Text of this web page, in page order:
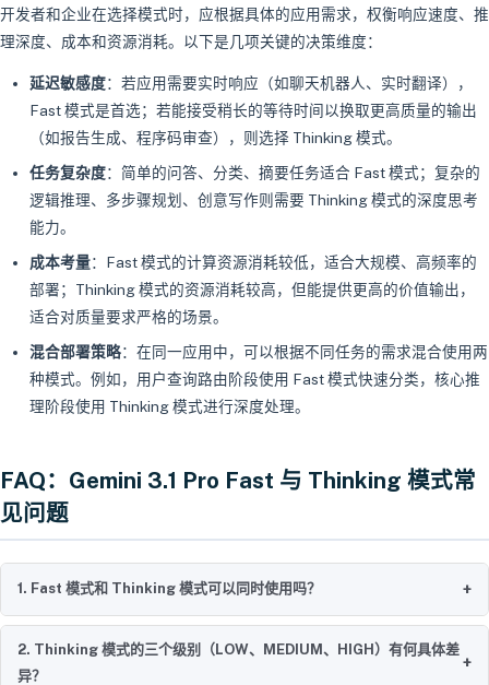
开发者和企业在选择模式时，应根据具体的应用需求，权衡响应速度、推
理深度、成本和资源消耗。以下是几项关键的决策维度：
延迟敏感度：若应用需要实时响应（如聊天机器人、实时翻译），
Fast 模式是首选；若能接受稍长的等待时间以换取更高质量的输出
（如报告生成、程序码审查），则选择 Thinking 模式。
任务复杂度：简单的问答、分类、摘要任务适合 Fast 模式；复杂的
逻辑推理、多步骤规划、创意写作则需要 Thinking 模式的深度思考
能力。
成本考量：Fast 模式的计算资源消耗较低，适合大规模、高频率的
部署；Thinking 模式的资源消耗较高，但能提供更高的价值输出，
适合对质量要求严格的场景。
混合部署策略：在同一应用中，可以根据不同任务的需求混合使用两
种模式。例如，用户查询路由阶段使用 Fast 模式快速分类，核心推
理阶段使用 Thinking 模式进行深度处理。
FAQ：Gemini 3.1 Pro Fast 与 Thinking 模式常
见问题
1. Fast 模式和 Thinking 模式可以同时使用吗？ +
2. Thinking 模式的三个级别（LOW、MEDIUM、HIGH）有何具体差
异？
+